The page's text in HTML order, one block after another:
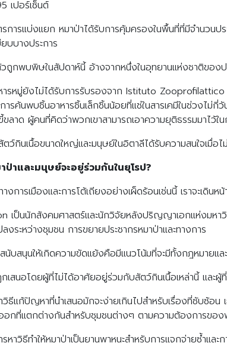
เปอร์เซ็นต์
รการแบ่งแยก หมาป่าได้รับการคุ้มครองในพื้นที่ที่มีจำนวน
บบางประการ
ถูกพบพิษในสัปดาห์นี้ อ้างจากหนึ่งในอุทยานแห่งชาติของป
ารหมู่ยังไม่ได้รับการรับรองจาก Istituto
รค้นพบชิ้นอาหารชิ้นเล็กชิ้นน้อยที่แช่ในสารเคมีในช่วงไม่
ลาด ผู้คนที่คิดว่าพวกเขาสามารถเอาความยุติธรรมมาไว้ใ
ว์กินเนื้อขนาดใหญ่และมนุษย์ในอิตาลีได้รับความสนใจเมื่
ป่าและมนุษย์จะอยู่ร่วมกันในยุโรป?
งการเมืองและการโต้เถียงอย่างเผ็ดร้อนเช่นนี้ เราจะเดิน
เป็นนักสังคมศาสตร์และนักวิจัยหลังปริญญาเอกแห่งมหา
งระหว่างชุมชน การขยายประชากรหมาป่าและทางการ
บสนุนให้เกิดความขัดแย้งคือมีแนวโน้มที่จะมีทั้งกฎหมายแ
กเสนอโดยผู้ที่ไม่ได้อาศัยอยู่ร่วมกับสัตว์กินเนื้อเหล่านี้ และผู้
ธีแก้ปัญหาที่นำเสนอมักจะง่ายเกินไปสำหรับเรื่องที่ซับซ้อ
อกที่แตกต่างกันสำหรับชุมชนต่างๆ ตามความต้องการของ
าวิธีทำให้หมาป่าเป็นยานพาหนะสำหรับการแจกจ่ายซ้ำและ